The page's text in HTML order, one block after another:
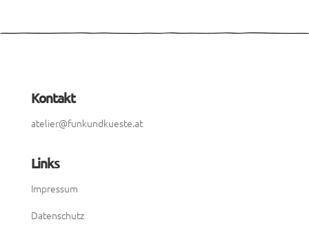
Kontakt
atelier@funkundkueste.at
Links
Impressum
Datenschutz